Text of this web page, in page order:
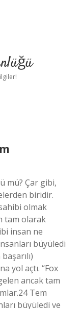
mü? Çar gibi,
biridir.
olmak
tam olarak
insan ne
büyüledi
yol açtı. “Fox
ancak tam
Tem
büyüledi ve